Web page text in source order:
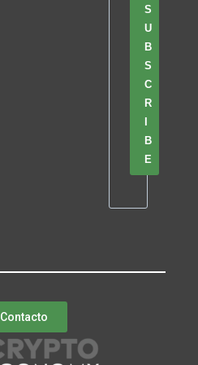
S
U
B
S
C
R
B
E
Contacto